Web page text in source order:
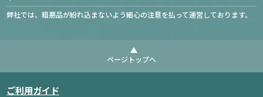
弊社では、粗悪品が紛れ込まないよう細心の注意を払って運営しております。
ページトップへ
ご利用ガイド